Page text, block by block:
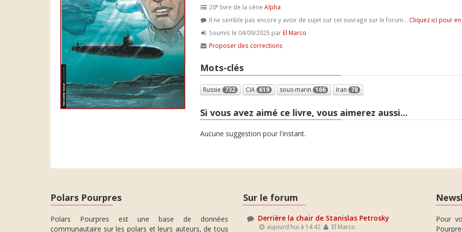
20e livre de la série Alpha
Il ne semble pas encore y avoir de sujet sur cet ouvrage sur le forum... Cliquez ici pour
Soumis le 04/09/2025 par El Marco
Proposer des corrections
Mots-clés
Russie 732 CIA 619 sous-marin 166 Iran 78
Si vous avez aimé ce livre, vous aimerez aussi...
Aucune suggestion pour l'instant.
Polars Pourpres
Polars Pourpres est une base de données
communautaire sur les polars et leurs auteurs, de tous
Sur le forum
Derrière la chair de Stanislas Petrosky
aujourd'hui à 14:42 El Marco
Pour